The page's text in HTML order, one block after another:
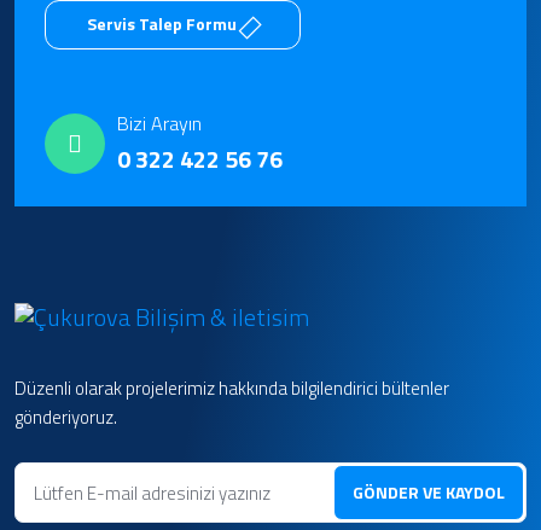
Servis Talep Formu
Bizi Arayın
0 322 422 56 76
Düzenli olarak projelerimiz hakkında bilgilendirici bültenler
gönderiyoruz.
GÖNDER VE KAYDOL